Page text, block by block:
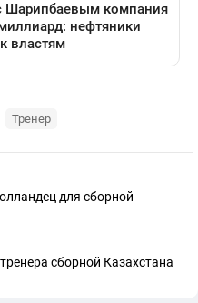
Тренер
для сборной
сборной Казахстана